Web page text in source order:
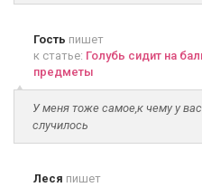
Гость пишет
к статье: Голубь сидит на
предметы
У меня тоже самое,к чему у
случилось
Леся пишет